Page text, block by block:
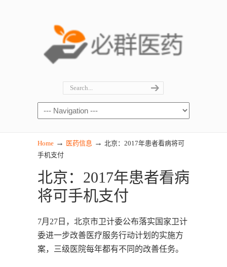
Home → 医药信息 → 北京：2017年患者看病将可
手机支付
北京：2017年患者看病
将可手机支付
7月27日，北京市卫计委公布落实国家卫计
委进一步改善医疗服务行动计划的实施方
案，三级医院每年都有不同的改善任务。